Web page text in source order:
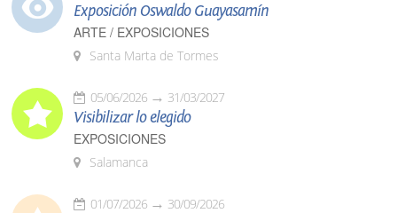
Exposición Oswaldo Guayasamín
ARTE / EXPOSICIONES
Santa Marta de Tormes
05/06/2026 31/03/2027
Visibilizar lo elegido
EXPOSICIONES
Salamanca
01/07/2026 30/09/2026